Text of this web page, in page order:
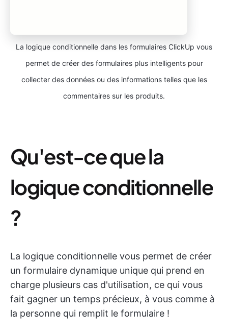
La logique conditionnelle dans les formulaires ClickUp vous
permet de créer des formulaires plus intelligents pour
collecter des données ou des informations telles que les
commentaires sur les produits.
Qu'est-ce que la
logique conditionnelle
?
La logique conditionnelle vous permet de créer
un formulaire dynamique unique qui prend en
charge plusieurs cas d'utilisation, ce qui vous
fait gagner un temps précieux, à vous comme à
la personne qui remplit le formulaire !